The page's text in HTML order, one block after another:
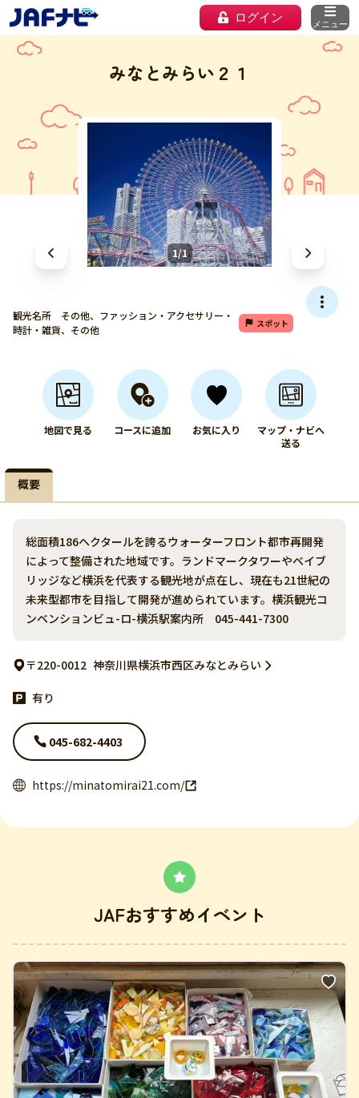
ログイン メニュー
みなとみらい２１
1/1
観光名所 その他、ファッション・アクセサリー・
時計・雑貨、その他
スポット
地図で見る コースに追加 お気に入り
マップ・ナビへ
送る
概要
総面積186ヘクタールを誇るウォーターフロント都市再開発
によって整備された地域です。ランドマークタワーやベイブ
リッジなど横浜を代表する観光地が点在し、現在も21世紀の
未来型都市を目指して開発が進められています。横浜観光コ
ンベンションビュ-ロ-横浜駅案内所 045-441-7300
〒220-0012 神奈川県横浜市西区みなとみらい
有り
045-682-4403
https://minatomirai21.com/
JAFおすすめイベント